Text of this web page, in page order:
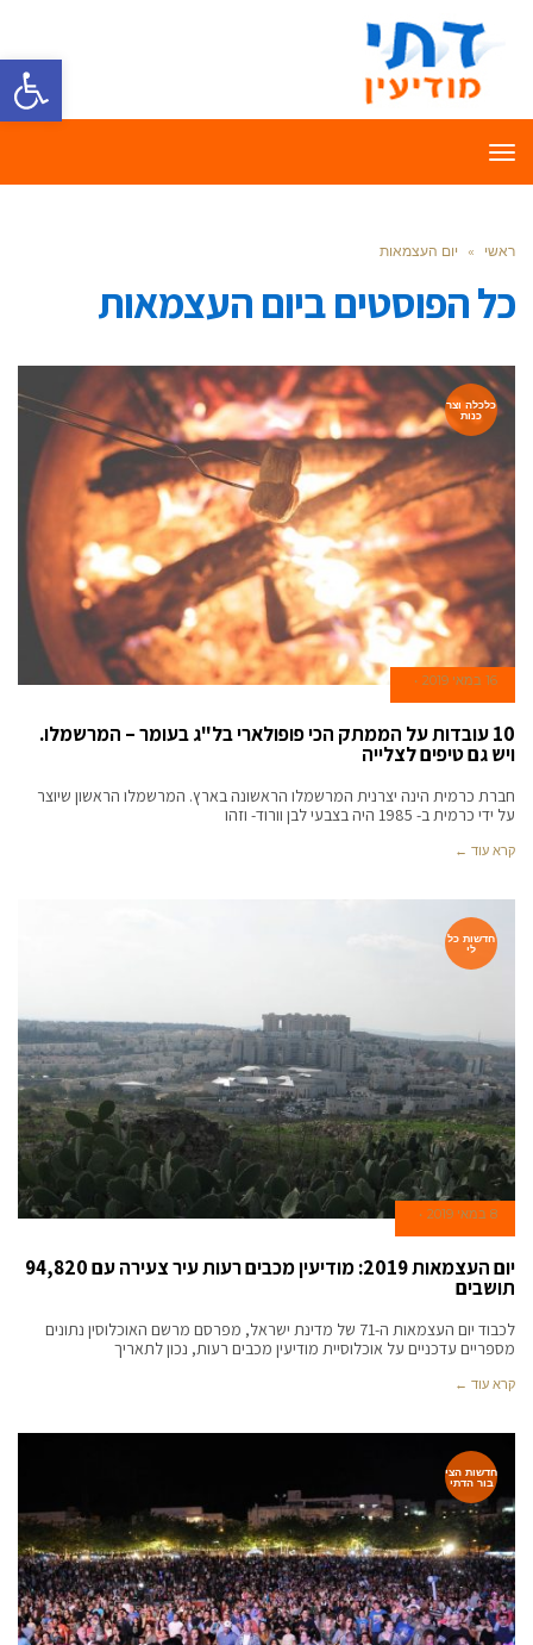
פתח
תפריט
ראשי » יום העצמאות
כל הפוסטים ביום העצמאות
כלכלה וצר
כנות
16 במאי 2019
10 עובדות על הממתק הכי פופולארי בל"ג בעומר – המרשמלו.
ויש גם טיפים לצלייה
חברת כרמית הינה יצרנית המרשמלו הראשונה בארץ. המרשמלו הראשון שיוצר
על ידי כרמית ב- 1985 היה בצבעי לבן וורוד- וזהו
קרא עוד ←
חדשות כל
לי
8 במאי 2019
יום העצמאות 2019: מודיעין מכבים רעות עיר צעירה עם 94,820
תושבים
לכבוד יום העצמאות ה-71 של מדינת ישראל, מפרסם מרשם האוכלוסין נתונים
מספריים עדכניים על אוכלוסיית מודיעין מכבים רעות, נכון לתאריך
קרא עוד ←
חדשות הצי
בור הדתי